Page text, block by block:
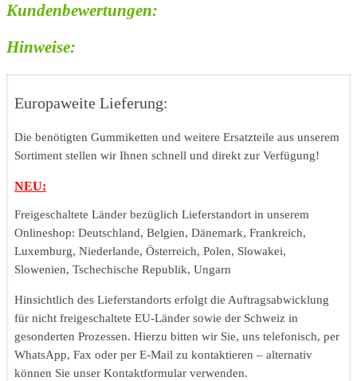
Kundenbewertungen:
Hinweise:
Europaweite Lieferung:
Die benötigten Gummiketten und weitere Ersatzteile aus unserem
Sortiment stellen wir Ihnen schnell und direkt zur Verfügung!
NEU:
Freigeschaltete Länder bezüglich Lieferstandort in unserem
Onlineshop: Deutschland, Belgien, Dänemark, Frankreich,
Luxemburg, Niederlande, Österreich, Polen, Slowakei,
Slowenien, Tschechische Republik, Ungarn
Hinsichtlich des Lieferstandorts erfolgt die Auftragsabwicklung
für nicht freigeschaltete EU-Länder sowie der Schweiz in
gesonderten Prozessen. Hierzu bitten wir Sie, uns telefonisch, per
WhatsApp, Fax oder per E-Mail zu kontaktieren – alternativ
können Sie unser Kontaktformular verwenden.